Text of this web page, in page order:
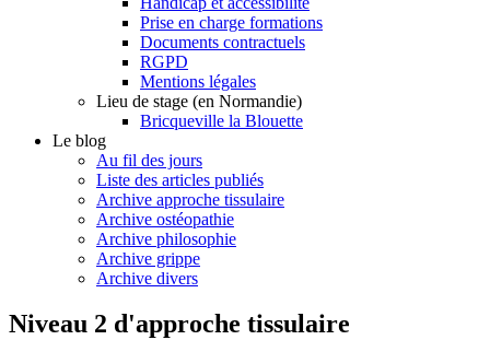
Prise en charge formations
Documents contractuels
RGPD
Mentions légales
Lieu de stage (en Normandie)
Bricqueville la Blouette
Le blog
Au fil des jours
Liste des articles publiés
Archive approche tissulaire
Archive ostéopathie
Archive philosophie
Archive grippe
Archive divers
Niveau 2 d'approche tissulaire